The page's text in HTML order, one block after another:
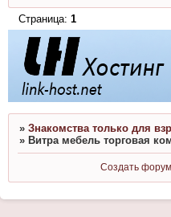
Страница: 1
» Знакомства только для
» Витра мебель торговая
Создать форум